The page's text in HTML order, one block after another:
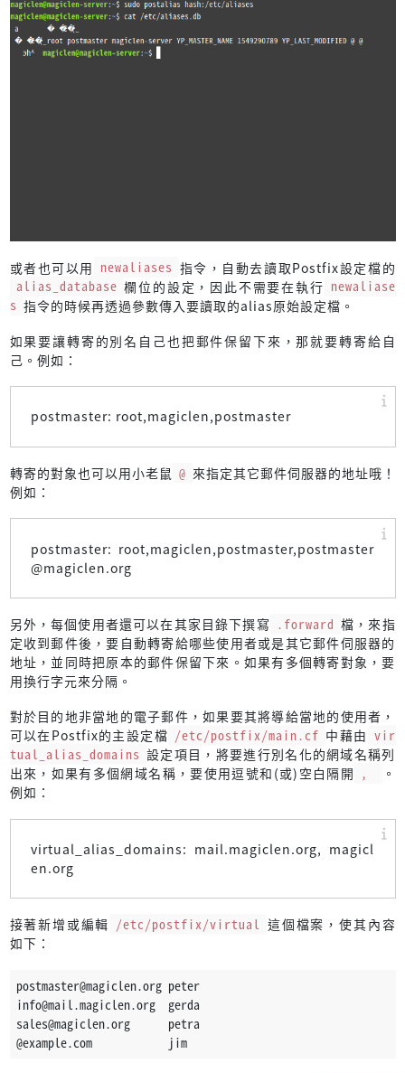
或者也可以用 newaliases 指令，自動去讀取Postfix設定檔的
alias_database 欄位的設定，因此不需要在執行 newaliase
s 指令的時候再透過參數傳入要讀取的alias原始設定檔。
如果要讓轉寄的別名自己也把郵件保留下來，那就要轉寄給自
己。例如：
postmaster: root,magiclen,postmaster
轉寄的對象也可以用小老鼠 @ 來指定其它郵件伺服器的地址哦！
例如：
postmaster: root,magiclen,postmaster,postmaster
@magiclen.org
另外，每個使用者還可以在其家目錄下撰寫 .forward 檔，來指
定收到郵件後，要自動轉寄給哪些使用者或是其它郵件伺服器的
地址，並同時把原本的郵件保留下來。如果有多個轉寄對象，要
用換行字元來分隔。
對於目的地非當地的電子郵件，如果要其將導給當地的使用者，
可以在Postfix的主設定檔 /etc/postfix/main.cf 中藉由 vir
tual_alias_domains 設定項目，將要進行別名化的網域名稱列
出來，如果有多個網域名稱，要使用逗號和(或)空白隔開 ,
。
例如：
virtual_alias_domains: mail.magiclen.org, magicl
en.org
接著新增或編輯 /etc/postfix/virtual 這個檔案，使其內容
如下：
postmaster@magiclen.org peter
info@mail.magiclen.org  gerda
sales@magiclen.org      petra
@example.com            jim